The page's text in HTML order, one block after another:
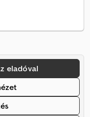
eladóval